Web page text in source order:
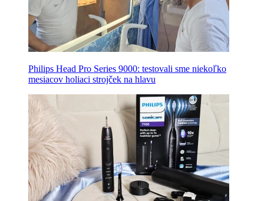
Philips Head Pro Series 9000: testovali sme niekoľko
mesiacov holiaci strojček na hlavu